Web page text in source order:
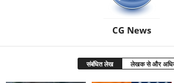
CG News
संबंधित लेख लेखक से और